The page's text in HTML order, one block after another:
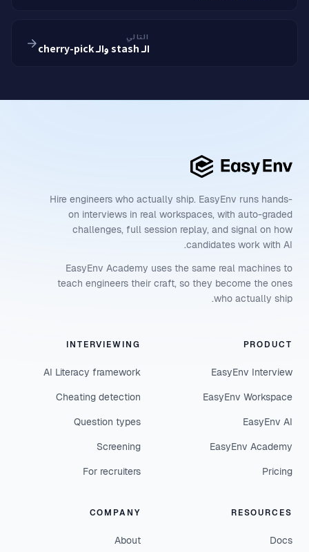
التالي
الـ stash والـ cherry-pick
Hire engineers who actually ship. EasyEnv runs hands-
on interviews in real workspaces, with auto-graded
challenges, full session replay, and signal on how
candidates work with AI.
EasyEnv Academy uses the same real machines to
teach engineers their craft, so they become the ones
who actually ship.
PRODUCT
EasyEnv Interview
EasyEnv Workspace
EasyEnv AI
EasyEnv Academy
Pricing
INTERVIEWING
AI Literacy framework
Cheating detection
Question types
Screening
For recruiters
RESOURCES
Docs
COMPANY
About